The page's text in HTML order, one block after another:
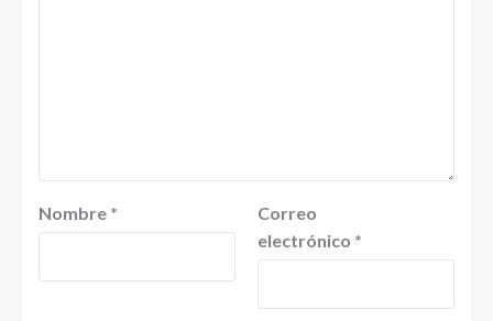
Nombre *
Correo
electrónico *